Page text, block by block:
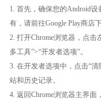
1. 首先，确保您的Android
有，请前往Google Play商店
2. 打开Chrome浏览器，点
多工具”>“开发者选项”。
3. 在开发者选项中，点击“
站和历史记录。
4. 返回Chrome浏览器主界